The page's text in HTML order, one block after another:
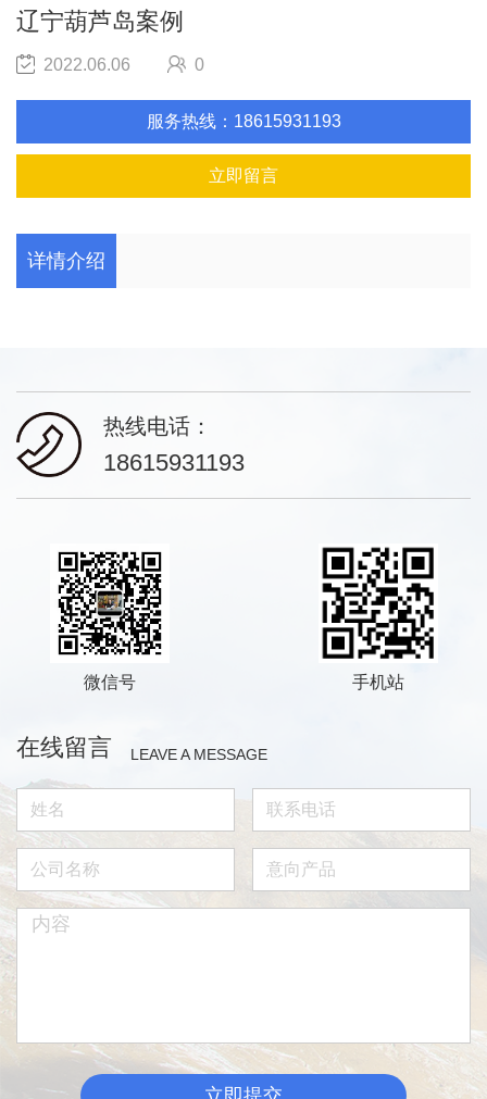
辽宁葫芦岛案例
2022.06.06 0
服务热线：18615931193
立即留言
详情介绍
热线电话：
18615931193
微信号 手机站
在线留言 LEAVE A MESSAGE